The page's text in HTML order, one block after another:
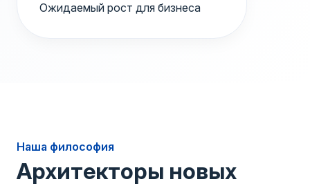
Ожидаемый рост для бизнеса
Наша философия
Архитекторы новых